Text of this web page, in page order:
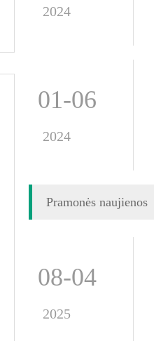
2024
01-06
2024
Pramonės naujienos
08-04
2025